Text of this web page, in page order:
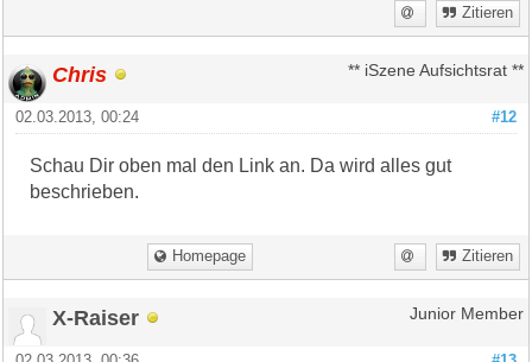
Zitieren
Chris ** iSzene Aufsichtsrat **
#12
02.03.2013, 00:24
Schau Dir oben mal den Link an. Da wird alles gut
beschrieben.
Homepage Zitieren
X-Raiser Junior Member